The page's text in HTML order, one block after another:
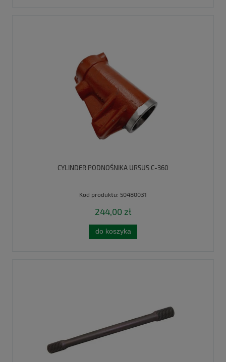
CYLINDER PODNOŚNIKA URSUS C-360
Kod produktu: 50480031
244,00 zł
do koszyka